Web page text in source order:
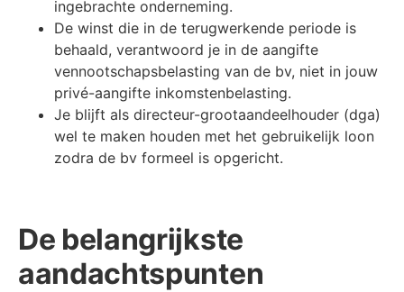
ingebrachte onderneming.
De winst die in de terugwerkende periode is
behaald, verantwoord je in de aangifte
vennootschapsbelasting van de bv, niet in jouw
privé-aangifte inkomstenbelasting.
Je blijft als directeur-grootaandeelhouder (dga)
wel te maken houden met het gebruikelijk loon
zodra de bv formeel is opgericht.
De belangrijkste
aandachtspunten